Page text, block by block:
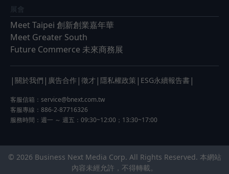
展會
Meet Taipei 創新創業嘉年華
Meet Greater South
Future Commerce 未來商務展
| 關於我們 | 廣告合作 | 徵才 | 隱私權政策 | ESG永續報告書 |
客服信箱： service@bnext.com.tw
客服專線：886-2-87716326
服務時間：週一 ～ 週五：09:30~12:00；13:30~17:00
© 2026 Business Next Media Corp. All Rights Reserved. 本網站
內容未經允許，不得轉載。